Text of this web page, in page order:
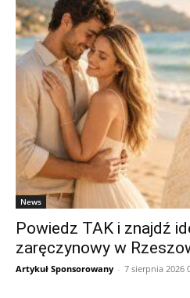
News
Powiedz TAK i znajdź
zaręczynowy w
Artykuł Sponsorowany - 7 sierpnia 2026